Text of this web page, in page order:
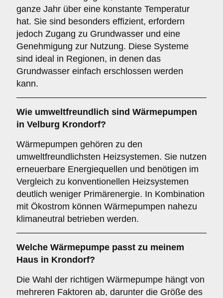
ganze Jahr über eine konstante Temperatur
hat. Sie sind besonders effizient, erfordern
jedoch Zugang zu Grundwasser und eine
Genehmigung zur Nutzung. Diese Systeme
sind ideal in Regionen, in denen das
Grundwasser einfach erschlossen werden
kann.
Wie umweltfreundlich sind Wärmepumpen
in Velburg Krondorf?
Wärmepumpen gehören zu den
umweltfreundlichsten Heizsystemen. Sie nutzen
erneuerbare Energiequellen und benötigen im
Vergleich zu konventionellen Heizsystemen
deutlich weniger Primärenergie. In Kombination
mit Ökostrom können Wärmepumpen nahezu
klimaneutral betrieben werden.
Welche Wärmepumpe passt zu meinem
Haus in Krondorf?
Die Wahl der richtigen Wärmepumpe hängt von
mehreren Faktoren ab, darunter die Größe des